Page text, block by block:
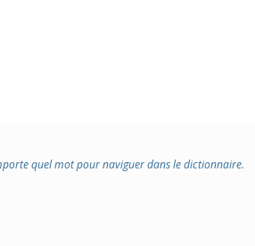
quel mot pour naviguer dans le dictionnaire.